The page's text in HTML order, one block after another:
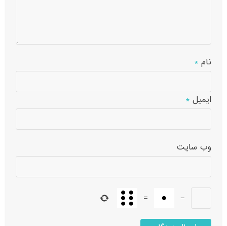
نام*
ایمیل*
وب‌ سایت
−
=